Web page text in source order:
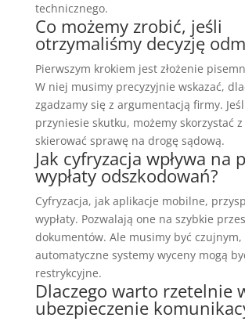
technicznego.
Co możemy zrobić, jeśli
otrzymaliśmy decyzję
Pierwszym krokiem jest złożenie
W niej musimy precyzyjnie wskazać,
zgadzamy się z argumentacją firmy.
przyniesie skutku, możemy skorzystać
skierować sprawę na drogę sądową.
Jak cyfryzacja wpływa na
wypłaty odszkodowań?
Cyfryzacja, jak aplikacje mobilne,
wypłaty. Pozwalają one na szybkie
dokumentów. Ale musimy być czujnym,
automatyczne systemy wyceny mogą
restrykcyjne.
Dlaczego warto rzetelnie
ubezpieczenie